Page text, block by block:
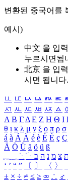
변환된 중국어를
예시)
中文 을 입
누르시면됩
北京 을 입
시면 됩니다.
ㅥ ㅦ ㅧ ㅨ ㅩ ㅪ
ㅺ ㅻ ㅼ ㅽ ㅾ ㅿ
Α Β ΓΔ Ε Ζ Η Θ Ι
θ ι κ λ μ ν ξ ο π ρ σ
á à Á À é è É È ç Ç
Ä Ö Ü ä ö ü ß
ִֶֹ ֻּ ׁׂ ת צ מ נ ה ב
‘ ’ “ ” 〔 〕 〈 〉
± × ÷ ≠ ≤ ≥ ∞ ∴ ♂